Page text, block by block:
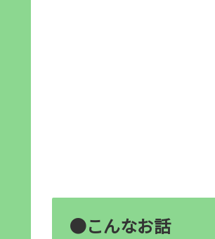
●こんなお話